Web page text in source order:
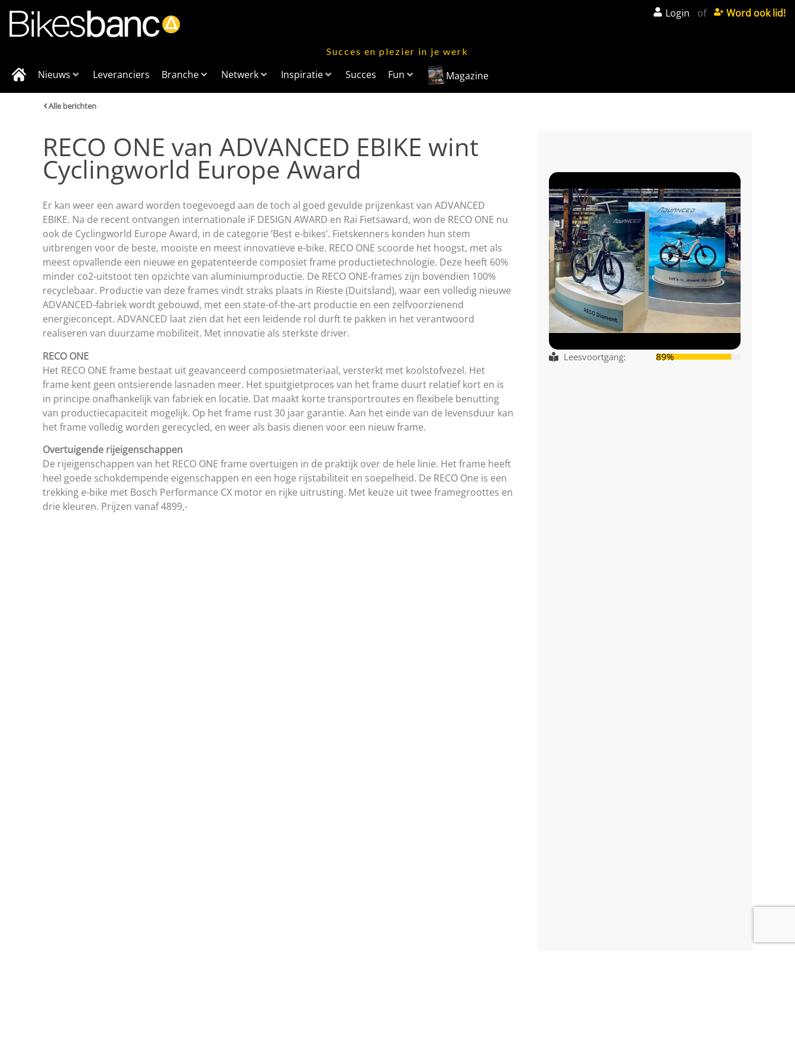
Login of Word ook lid!
Succes en plezier in je werk
Nieuws Leveranciers Branche Netwerk Inspiratie Succes Fun Magazine
Alle berichten
RECO ONE van ADVANCED EBIKE wint
Cyclingworld Europe Award
Er kan weer een award worden toegevoegd aan de toch al goed gevulde prijzenkast van ADVANCED
EBIKE. Na de recent ontvangen internationale iF DESIGN AWARD en Rai Fietsaward, won de RECO ONE nu
ook de Cyclingworld Europe Award, in de categorie ‘Best e-bikes’. Fietskenners konden hun stem
uitbrengen voor de beste, mooiste en meest innovatieve e-bike. RECO ONE scoorde het hoogst, met als
meest opvallende een nieuwe en gepatenteerde composiet frame productietechnologie. Deze heeft 60%
minder co2-uitstoot ten opzichte van aluminiumproductie. De RECO ONE-frames zijn bovendien 100%
recyclebaar. Productie van deze frames vindt straks plaats in Rieste (Duitsland), waar een volledig nieuwe
ADVANCED-fabriek wordt gebouwd, met een state-of-the-art productie en een zelfvoorzienend
energieconcept. ADVANCED laat zien dat het een leidende rol durft te pakken in het verantwoord
realiseren van duurzame mobiliteit. Met innovatie als sterkste driver.
RECO ONE
Het RECO ONE frame bestaat uit geavanceerd composietmateriaal, versterkt met koolstofvezel. Het
frame kent geen ontsierende lasnaden meer. Het spuitgietproces van het frame duurt relatief kort en is
in principe onafhankelijk van fabriek en locatie. Dat maakt korte transportroutes en flexibele benutting
van productiecapaciteit mogelijk. Op het frame rust 30 jaar garantie. Aan het einde van de levensduur kan
het frame volledig worden gerecycled, en weer als basis dienen voor een nieuw frame.
Overtuigende rijeigenschappen
De rijeigenschappen van het RECO ONE frame overtuigen in de praktijk over de hele linie. Het frame heeft
heel goede schokdempende eigenschappen en een hoge rijstabiliteit en soepelheid. De RECO One is een
trekking e-bike met Bosch Performance CX motor en rijke uitrusting. Met keuze uit twee framegroottes en
drie kleuren. Prijzen vanaf 4899,-
Leesvoortgang: 89%